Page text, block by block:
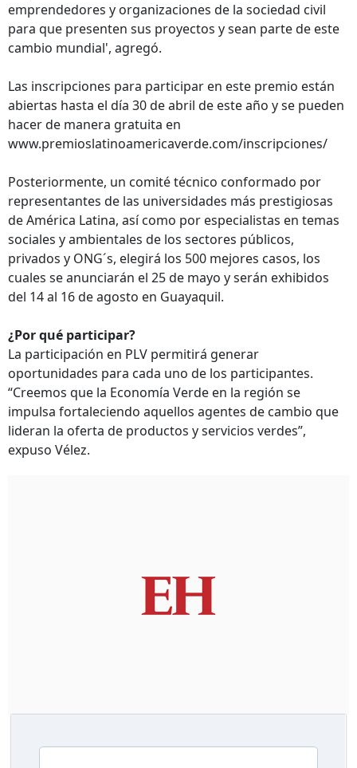
emprendedores y organizaciones de la sociedad civil
para que presenten sus proyectos y sean parte de este
cambio mundial', agregó.
Las inscripciones para participar en este premio están
abiertas hasta el día 30 de abril de este año y se pueden
hacer de manera gratuita en
www.premioslatinoamericaverde.com/inscripciones/
Posteriormente, un comité técnico conformado por
representantes de las universidades más prestigiosas
de América Latina, así como por especialistas en temas
sociales y ambientales de los sectores públicos,
privados y ONG´s, elegirá los 500 mejores casos, los
cuales se anunciarán el 25 de mayo y serán exhibidos
del 14 al 16 de agosto en Guayaquil.
¿Por qué participar?
La participación en PLV permitirá generar
oportunidades para cada uno de los participantes.
“Creemos que la Economía Verde en la región se
impulsa fortaleciendo aquellos agentes de cambio que
lideran la oferta de productos y servicios verdes”,
expuso Vélez.